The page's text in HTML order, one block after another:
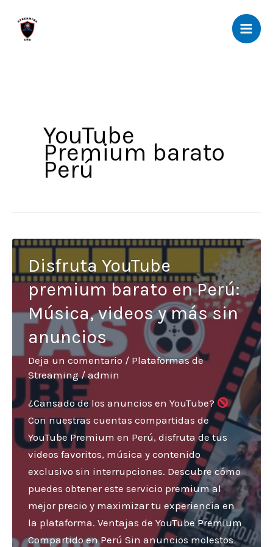
contenido
YouTube
Premium barato
Perú
Disfruta YouTube
premium barato en Perú:
Música, videos y más sin
anuncios
Deja un comentario / Plataformas de
Streaming/admin
¿Cansado de los anuncios en YouTube?
Con nuestras cuentas compartidas de
YouTube Premium en Perú, disfruta de tus
videos favoritos, música y contenido
exclusivo sin interrupciones. Descubre cómo
puedes obtener este servicio premium al
mejor precio y maximizar tu experiencia en
la plataforma. Ventajas de YouTube Premium
Compartido en Perú Sin anuncios molestos